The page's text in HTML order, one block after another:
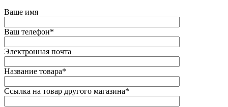
Ваше имя
Ваш телефон*
Электронная почта
Название товара*
Ссылка на товар другого магазина*